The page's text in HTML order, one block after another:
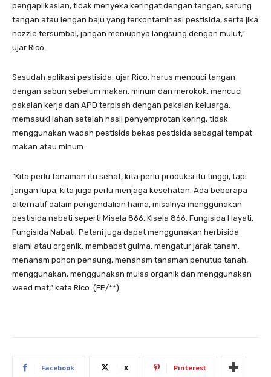
pengaplikasian, tidak menyeka keringat dengan tangan, sarung
tangan atau lengan baju yang terkontaminasi pestisida, serta jika
nozzle tersumbal, jangan meniupnya langsung dengan mulut,”
ujar Rico.
Sesudah aplikasi pestisida, ujar Rico, harus mencuci tangan
dengan sabun sebelum makan, minum dan merokok, mencuci
pakaian kerja dan APD terpisah dengan pakaian keluarga,
memasuki lahan setelah hasil penyemprotan kering, tidak
menggunakan wadah pestisida bekas pestisida sebagai tempat
makan atau minum.
“Kita perlu tanaman itu sehat, kita perlu produksi itu tinggi, tapi
jangan lupa, kita juga perlu menjaga kesehatan. Ada beberapa
alternatif dalam pengendalian hama, misalnya menggunakan
pestisida nabati seperti Misela 866, Kisela 866, Fungisida Hayati,
Fungisida Nabati. Petani juga dapat menggunakan herbisida
alami atau organik, membabat gulma, mengatur jarak tanam,
menanam pohon penaung, menanam tanaman penutup tanah,
menggunakan, menggunakan mulsa organik dan menggunakan
weed mat,” kata Rico. (FP/**)
Facebook X Pinterest